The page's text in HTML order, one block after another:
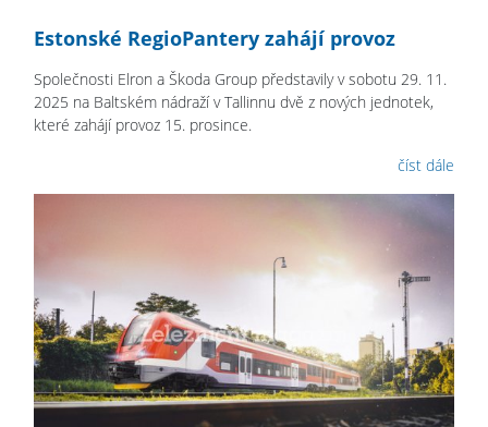
Estonské RegioPantery zahájí provoz
Společnosti Elron a Škoda Group představily v sobotu 29. 11.
2025 na Baltském nádraží v Tallinnu dvě z nových jednotek,
které zahájí provoz 15. prosince.
číst dále